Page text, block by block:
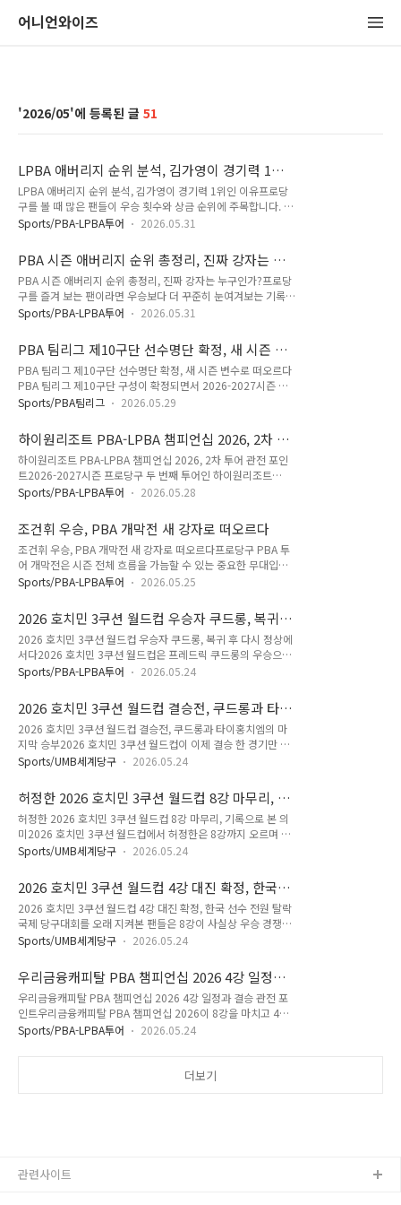
어니언와이즈
2026/05 51
LPBA 애버리지 순위 분석, 김가영이 경기력 1위
인 이유
LPBA 애버리지 순위 분석, 김가영이 경기력 1위인 이유프로당
구를 볼 때 많은 팬들이 우승 횟수와 상금 순위에 주목합니다. 하
지만 선수들의 실제 경기력을 확인하려면 또 하나의 중요한 지표
보다 시즌 전체 애버리지 수치가 선수의 안정성과 완성도를 보여
주는 경우가 많습니다. 당구에서 애버리지는 왜 중요한 기록일
까?당구 애버리지는 이닝당 평균 득점을 의미합니다. 예를 들어
10이닝 동안 10점을 기록했다면 애버리지는 1.000입니다. 단
순히 많이 득점하는 것보다 빈 이닝을 줄이고 꾸준히 점수를 쌓
과 득점 성공률, 경기 운영 능력을 함께 보여주는 지표로 평가받
습니다. 특히 LPBA처럼 장..
Sports/PBA-LPBA투어 2026.05.31
PBA 시즌 애버리지 순위 총정리, 진짜 강자는 누
구인가?
PBA 시즌 애버리지 순위 총정리, 진짜 강자는 누구인가?프로당
구를 즐겨 보는 팬이라면 우승보다 더 꾸준히 눈여겨보는 기록이
있습니다. 바로 애버리지입니다. 한 경기 결과는 컨디션이나 대
력을 가장 객관적으로 보여주는 지표로 평가받습니다. 2026-
2027시즌 개막전인 우리금융캐피탈 PBA 챔피언십이 종료되면
서 시즌 초반 애버리지 랭킹도 공개됐습니다. 이번 글에서는 당
구 애버리지의 의미와 현재 애버리지 랭킹 상위 선수들, 그리고
웰컴톱랭킹과의 차이점을 살펴보겠습니다. 당구 애버리지가 중
쉽게 말해 적은 기회로 많은 점수를 올릴수록 높은 수치가 나옵
니다. 프로 선수들의 경기력을 평가할 때..
Sports/PBA-LPBA투어 2026.05.31
PBA 팀리그 제10구단 선수명단 확정, 새 시즌 변
수로 떠오르다
PBA 팀리그 제10구단 선수명단 확정, 새 시즌 변수로 떠오르다
PBA 팀리그 제10구단 구성이 확정되면서 2026-2027시즌 프
로당구 판도에 새로운 변수가 생겼습니다. 지난 시즌까지 10개
동안 구단 수 축소 가능성이 거론됐습니다. 하지만 PBA가 직접
운영하는 제10구단을 구성하면서 리그 안정성을 우선 선택했습
니다. 당구팬 입장에서는 새 팀이 기존 강팀들과 어느 정도 경쟁
할 수 있을지가 가장 궁금한 대목입니다. 1. PBA 팀리그 제10구
단 출범 배경PBA 팀리그 제10구단은 단순히 새 팀 하나가 늘어
팀 수가 일정하게 유지되어야 경기 일정, 중계 편성, 선수 출전
기회가 안..
Sports/PBA팀리그 2026.05.29
하이원리조트 PBA-LPBA 챔피언십 2026, 2차 투
어 관전 포인트
하이원리조트 PBA-LPBA 챔피언십 2026, 2차 투어 관전 포인
트2026-2027시즌 프로당구 두 번째 투어인 하이원리조트
PBA-LPBA 챔피언십 2026이 6월 초 강원도 정선 하이원리조트
랭킹 흐름을 잡는 중요한 무대입니다. 특히 이번 대회는 LPBA
경기방식과 우승 상금 변화가 눈에 띄어 팬들이 확인할 부분이
많습니다.하이원리조트 PBA-LPBA 챔피언십 2026 일정이번
대회 정식 명칭은 국민의 행복쉼터 하이원리조트 PBA-LPBA 챔
피언십 2026입니다. 대회 장소는 강원도 정선군 하이원리조트
6월 3일부터 10일까지, PBA는 6월 5일부터 11일까지 진행됩
니..
Sports/PBA-LPBA투어 2026.05.28
조건휘 우승, PBA 개막전 새 강자로 떠오르다
조건휘 우승, PBA 개막전 새 강자로 떠오르다프로당구 PBA 투
어 개막전은 시즌 전체 흐름을 가늠할 수 있는 중요한 무대입니
다. 특히 결승전은 단순한 우승 경쟁을 넘어 선수들의 집중력과
리금융캐피탈 PBA 챔피언십 2026 결승에서는 조건휘가 조재
호를 상대로 세트스코어 4대3 승리를 거두며 통산 3번째 우승을
달성했습니다. 당구를 오래 즐긴 동호인이라면 아시겠지만, 세트
제 경기는 초반 분위기보다 후반 집중력이 훨씬 중요합니다. 이
번 경기 역시 그런 흐름이 뚜렷하게 나타났습니다.우리금융캐피
았습니다. 1세트와 2세트를 가져가며 안정적인 경기 운영을 보
여줬고, 특히 2세트에서는 3이닝 ..
Sports/PBA-LPBA투어 2026.05.25
2026 호치민 3쿠션 월드컵 우승자 쿠드롱, 복귀
후 다시 정상에 서다
2026 호치민 3쿠션 월드컵 우승자 쿠드롱, 복귀 후 다시 정상에
서다2026 호치민 3쿠션 월드컵은 프레드릭 쿠드롱의 우승으로
마무리됐습니다. 한때 PBA 프로당구 무대에서 강한 인상을 남
건재함을 증명했습니다.2026 호치민 3쿠션 월드컵 결승 결과이
번 호치민 3쿠션 월드컵 결승전은 벨기에의 프레드릭 쿠드롱과
베트남의 타이홍치엠의 맞대결로 치러졌습니다. 결과는 쿠드롱
의 50대46 승리였습니다. 쿠드롱은 22이닝 만에 50점을 완성
했고, 애버리지 2.272, 하이런 15점을 기록했습니다. 타이홍치
에서 46점까지 따라붙었다는 점만 보아도 경기 내용은 상당히
팽팽했습니다. 그러나 ..
Sports/PBA-LPBA투어 2026.05.24
2026 호치민 3쿠션 월드컵 결승전, 쿠드롱과 타이
홍치엠의 마지막 승부
2026 호치민 3쿠션 월드컵 결승전, 쿠드롱과 타이홍치엠의 마
지막 승부2026 호치민 3쿠션 월드컵이 이제 결승 한 경기만 남
겨두고 있습니다. 이번 결승 대진은 벨기에의 프레드릭 쿠드롱과
홈팬의 응원을 받는 현지 강자가 맞붙는 구조라 당구팬들의 관심
도 상당히 높아졌습니다. 특히 이번 호치민 3쿠션 월드컵은 한국
선수들의 탈락 이후에도 경기 수준이 매우 높게 유지되고 있다는
평가가 나옵니다. 결승에서는 단순한 공격력보다 운영과 멘탈 관
리가 더 중요한 변수가 될 가능성이 큽니다. 호치민 3쿠션 월드
로 50대46 승리를 거뒀습니다. 경기 이닝은 25이닝, 애버리지
는 2.000을 기록했고 하이..
Sports/UMB세계당구 2026.05.24
허정한 2026 호치민 3쿠션 월드컵 8강 마무리, 기
록으로 본 의미
허정한 2026 호치민 3쿠션 월드컵 8강 마무리, 기록으로 본 의
미2026 호치민 3쿠션 월드컵에서 허정한은 8강까지 오르며 베
테랑의 힘을 보여줬습니다. 비록 프레드릭 쿠드롱을 넘지는 못했
다.2026 호치민 3쿠션 월드컵 대회 흐름2026 호치민 3쿠션 월
드컵은 5월 18일부터 24일까지 베트남 호치민에서 열린 UMB
주관 당구 월드컵입니다. 예선 라운드를 거쳐 본선 32강, 16강,
8강으로 이어지는 방식이며, 각 경기에서는 득점뿐 아니라 이닝,
애버리지, 하이런이 중요한 판단 기준이 됩니다. 호치민 3쿠션
흐름이 매우 빠르게 바뀝니다. 동호인 경기에서도 초반 배치와
첫 장타가 분위..
Sports/UMB세계당구 2026.05.24
2026 호치민 3쿠션 월드컵 4강 대진 확정, 한국
선수 전원 탈락
2026 호치민 3쿠션 월드컵 4강 대진 확정, 한국 선수 전원 탈락
국제 당구대회를 오래 지켜본 팬들은 8강이 사실상 우승 경쟁의
시작이라는 말을 자주 합니다. 이번 2026 호치민 3쿠션 월드컵
하면서 기대가 컸지만 결국 모두 탈락하며 아쉬움을 남겼습니다.
이번 글에서는 8강 주요 경기 내용과 4강 대진 흐름, 그리고 우
승 경쟁 구도를 함께 살펴보겠습니다.한국 선수 3명 도전, 결과
는 아쉬움이번 호치민 3쿠션 월드컵은 한국 선수들의 선전이 상
당히 돋보인 대회였습니다. 조명우가 16강에서 탈락했지만, 허
Sports/UMB세계당구 2026.05.24
우리금융캐피탈 PBA 챔피언십 2026 4강 일정과
결승 관전 포인트
우리금융캐피탈 PBA 챔피언십 2026 4강 일정과 결승 관전 포
인트우리금융캐피탈 PBA 챔피언십 2026이 8강을 마치고 4강
대진을 확정했습니다. 이번 대회는 2026-2027시즌 개막전이라
서 경기력뿐 아니라 체력 관리도 중요한 변수가 될 전망입니다.4
Sports/PBA-LPBA투어 2026.05.24
더보기
관련사이트